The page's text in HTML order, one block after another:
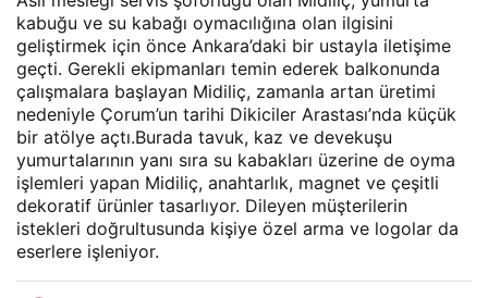
kabuğu ve su kabağı oymacılığına olan ilgisini
geliştirmek için önce Ankara’daki bir ustayla iletişime
geçti. Gerekli ekipmanları temin ederek balkonunda
çalışmalara başlayan Midiliç, zamanla artan üretimi
nedeniyle Çorum’un tarihi Dikiciler Arastası’nda küçük
bir atölye açtı.Burada tavuk, kaz ve devekuşu
yumurtalarının yanı sıra su kabakları üzerine de oyma
işlemleri yapan Midiliç, anahtarlık, magnet ve çeşitli
dekoratif ürünler tasarlıyor. Dileyen müşterilerin
istekleri doğrultusunda kişiye özel arma ve logolar da
eserlere işleniyor.